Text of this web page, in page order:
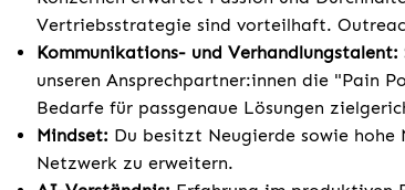
Vertriebsstrategie sind vorteilhaft.
Kommunikations- und Verhandlungstalent:
unseren Ansprechpartner:innen die "Pain
Bedarfe für passgenaue Lösungen
Mindset: Du besitzt Neugierde sowie
Netzwerk zu erweitern.